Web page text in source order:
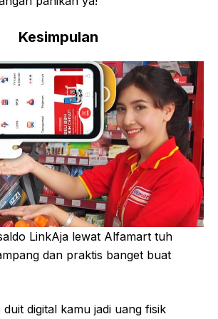
Kesimpulan
LinkAja lewat Alfamart tuh
dan praktis banget buat
digital kamu jadi uang fisik